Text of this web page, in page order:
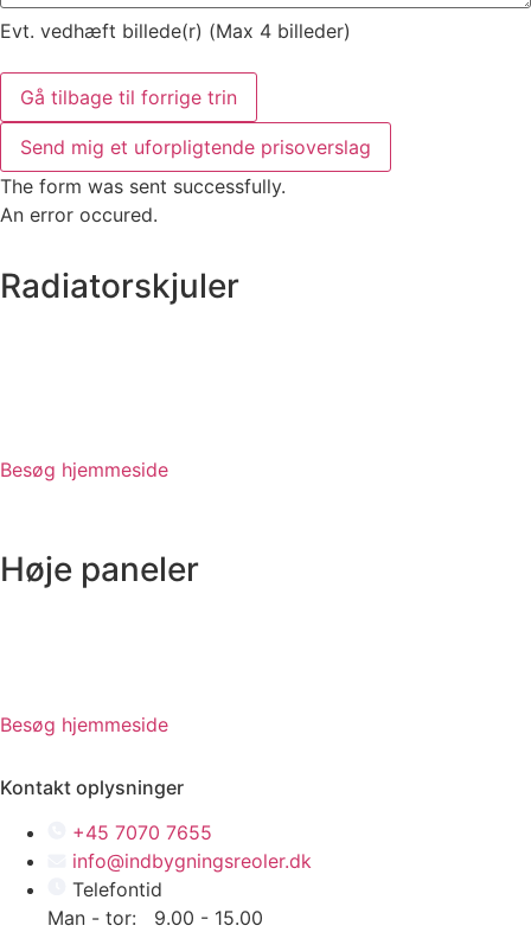
Evt. vedhæft billede(r) (Max 4 billeder)
Gå tilbage til forrige trin
Send mig et uforpligtende prisoverslag
The form was sent successfully.
An error occured.
Radiatorskjuler
Besøg hjemmeside
Høje paneler
Besøg hjemmeside
Kontakt oplysninger
+45 7070 7655
info@indbygningsreoler.dk
Telefontid
Man - tor: 9.00 - 15.00